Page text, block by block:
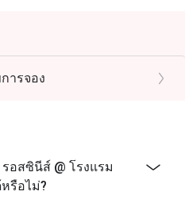
ารจอง
อสซินีส์ @ โรงแรม
รือไม่?